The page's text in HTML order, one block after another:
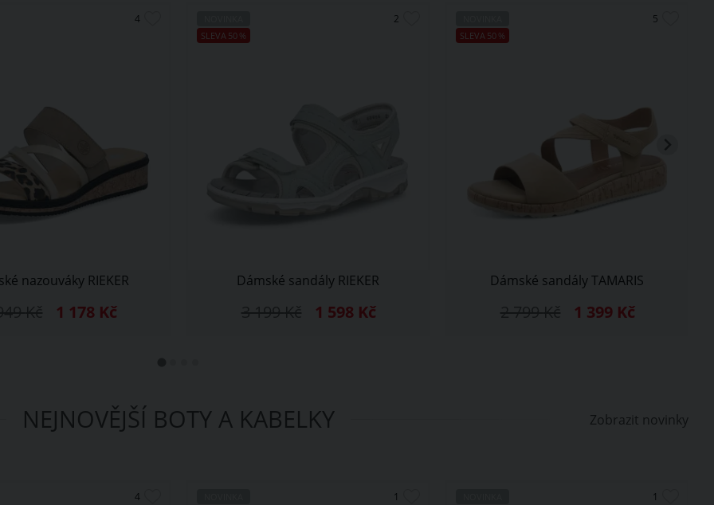
nazouváky RIEKER
1 178 Kč
SLEVA 50 %
Dámské sandály RIEKER
1 598 Kč
SLEVA 50 %
Dámské sandály TAMARIS
1 399 Kč
NEJNOVĚJŠÍ BOTY A KABELKY Zobrazit novinky